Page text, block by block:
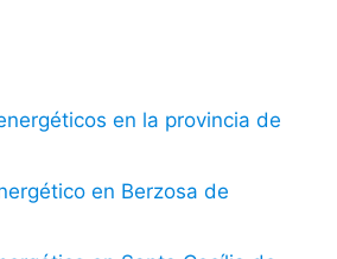
en la provincia de
en Berzosa de